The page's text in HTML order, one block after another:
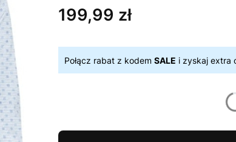
Cena
199,99 zł
Połącz rabat z kodem SALE i zyskaj extra